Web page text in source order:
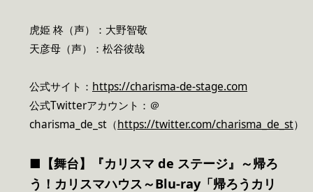
虎姫 柊（声）：大野智敬
天彦母（声）：松谷彼哉
公式サイト： https://charisma-de-stage.com
公式Twitterアカウント：＠
charisma_de_st（https://twitter.com/charisma_de_st）
■【舞台】『カリスマ de ステージ』～帰ろ
う！カリスマハウス～Blu-ray「帰ろうカリ